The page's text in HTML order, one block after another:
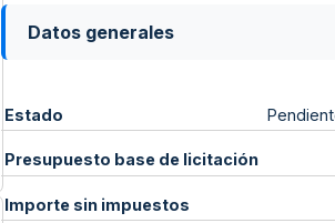
Datos generales
Estado
Presupuesto base de licitación
Importe sin impuestos